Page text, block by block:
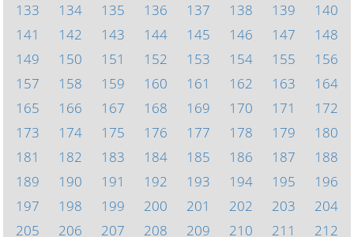
133
134 135 136 137 138 139
140
141
142 143 144 145 146 147
148
149
150 151 152 153 154 155
156
157
158 159 160 161 162 163
164
165
166 167 168 169 170 171
172
173
174 175 176 177 178 179
180
181
182 183 184 185 186 187
188
189
190 191 192 193 194 195
196
197
198 199 200 201 202 203
204
205
206 207 208 209 210 211 212